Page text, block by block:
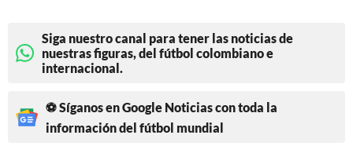
Siga nuestro canal para tener las noticias de
nuestras figuras, del fútbol colombiano e
internacional.
⚽ Síganos en Google Noticias con toda la
información del fútbol mundial